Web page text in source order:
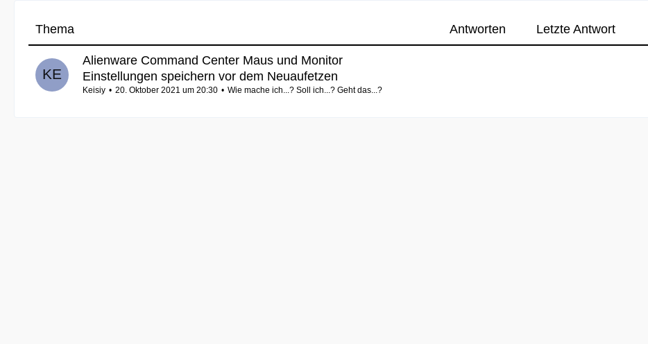
Thema Antworten Letzte Antwort
Alienware Command Center Maus und Monitor
Einstellungen speichern vor dem Neuaufetzen
Keisiy 20. Oktober 2021 um 20:30 Wie mache ich...? Soll ich...? Geht das...?